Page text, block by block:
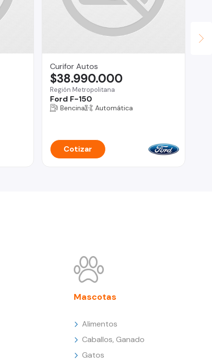
Curifor Autos
Región Metropolitana
Ford F-150
$38.990.000
Bencina Automática
Cotizar
La
Mascotas
Alimentos
Caballos, Ganado
Gatos